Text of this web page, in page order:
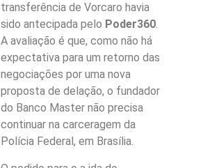
transferência de Vorcaro havia
sidoantecipada pelo Poder360.
A avaliação é que, como não há
expectativa para um retorno das
negociações por uma nova
proposta de delação, o fundador
do Banco Master não precisa
continuar na carceragem da
Polícia Federal, em Brasília.